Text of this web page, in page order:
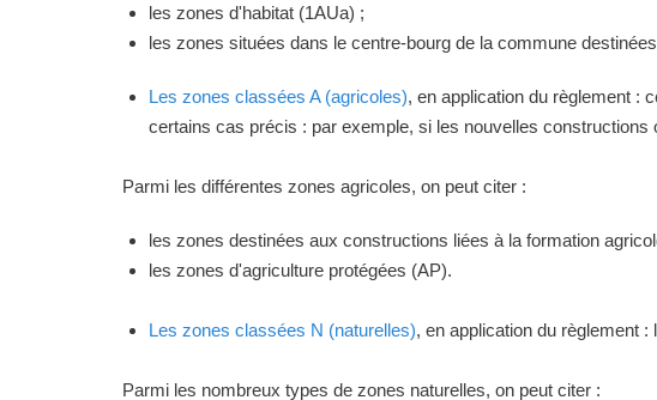
les zones d'habitat (1AUa) ;
les zones situées dans le centre-bourg de la commune
Les zones classées A (agricoles), en application du règlement :
certains cas précis : par exemple, si les nouvelles constructions
Parmi les différentes zones agricoles, on peut citer :
les zones destinées aux constructions liées à la formation
les zones d'agriculture protégées (AP).
Les zones classées N (naturelles), en application du règlement
Parmi les nombreux types de zones naturelles, on peut citer :